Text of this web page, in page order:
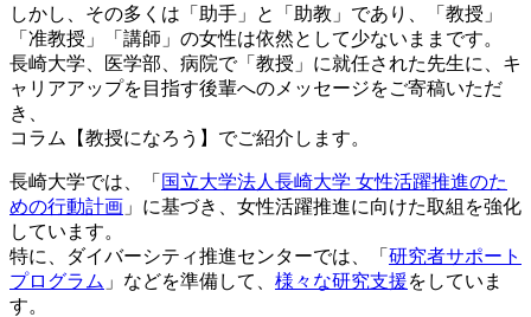
しかし、その多くは「助手」と「助教」であり、「教授」
「准教授」「講師」の女性は依然として少ないままです。
長崎大学、医学部、病院で「教授」に就任された先生に、キ
ャリアアップを目指す後輩へのメッセージをご寄稿いただ
き、
コラム【教授になろう】でご紹介します。
長崎大学では、「 国立大学法人長崎大学 女性活躍推進のた
めの行動計画 」に基づき、女性活躍推進に向けた取組を強化
しています。
特に、ダイバーシティ推進センターでは、「 研究者サポート
プログラム 」などを準備して、 様々な研究支援をしていま
す。